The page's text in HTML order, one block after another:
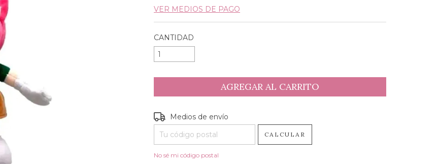
VER MEDIOS DE PAGO
CANTIDAD
Entregas para el CP:
Medios de envío
CALCULAR
No sé mi código postal